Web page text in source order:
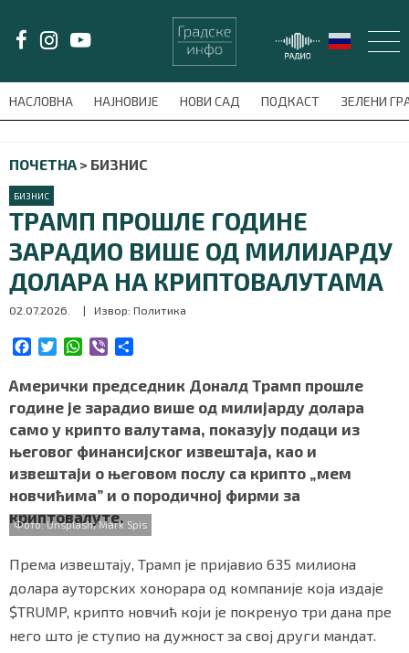
НАСЛОВНА НАЈНОВИЈЕ НОВИ САД ПОДКАСТ ЗЕЛЕНИ
meni'); $this_item = current( wp_filter_object_list(
ПОЧЕТНА > БИЗНИС
БИЗНИС
ТРАМП ПРОШЛЕ ГОДИНЕ
ЗАРАДИО ВИШЕ ОД МИЛИЈАРДУ
ДОЛАРА НА КРИПТОВАЛУТАМА
02.07.2026. | Извор: Политика
c
e
b
o
o
k
i
t
t
e
r
W
a
t
s
A
p
p
b
e
r
a
r
e
Амерички председник Доналд Трамп прошле
године је зарадио више од милијарду долара
само у крипто валутама, показују подаци из
његовог финансијског извештаја, као и
извештаји о његовом послу са крипто „мем
новчићима” и о породичној фирми за
криптовалуте.
Фото: Unsplash/Mark Spis
Према извештају, Трамп је пријавио 635 милиона
долара ауторских хонорара од компаније која издаје
$TRUMP, крипто новчић који је покренуо три дана пре
него што је ступио на дужност за свој други мандат.
LAT/ЋИР
НАСЛОВНА
НАЈНОВИЈЕ
НОВИ САД
ПОДКАСТ
ЗЕЛЕНИ ГРАД
ВИДЕО
СПЕЦИЈАЛИ
БЛОГ
ЖИВОТ И СТИЛ
СПОРТ